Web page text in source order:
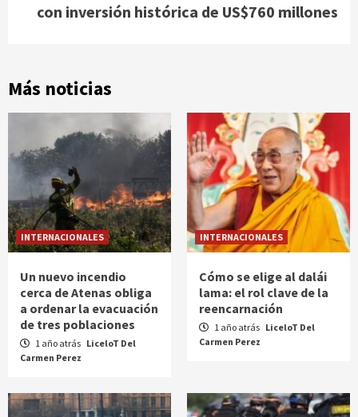
con inversión histórica de US$760 millones
Más noticias
INTERNACIONALES
Un nuevo incendio
cerca de Atenas obliga
a ordenar la evacuación
de tres poblaciones
1 año atrás LiceloT Del
Carmen Perez
INTERNACIONALES
Cómo se elige al dalái
lama: el rol clave de la
reencarnación
1 año atrás LiceloT Del
Carmen Perez